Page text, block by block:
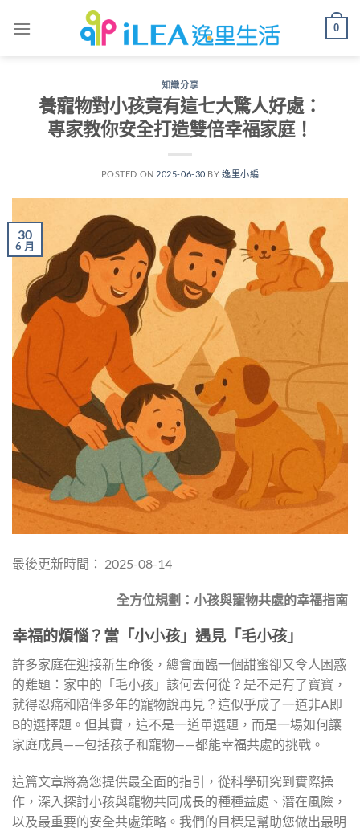
0
知識分享
養寵物對小孩竟有這七大驚人好處：
專家教你安全打造雙倍幸福家庭！
POSTED ON 2025-06-30 BY逸里小編
30
6 月
最後更新時間： 2025-08-14
全方位規劃：小孩與寵物共處的幸福指南
幸福的煩惱？當「小小孩」遇見「毛小孩」
許多家庭在迎接新生命後，總會面臨一個甜蜜卻又令人困惑
的難題：家中的「毛小孩」該何去何從？是不是有了寶寶，
就得忍痛和陪伴多年的寵物說再見？這似乎成了一道非A即
B的選擇題。但其實，這不是一道單選題，而是一場如何讓
家庭成員——包括孩子和寵物——都能幸福共處的挑戰。
這篇文章將為您提供最全面的指引，從科學研究到實際操
作，深入探討小孩與寵物共同成長的種種益處、潛在風險，
以及最重要的安全共處策略。我們的目標是幫助您做出最明